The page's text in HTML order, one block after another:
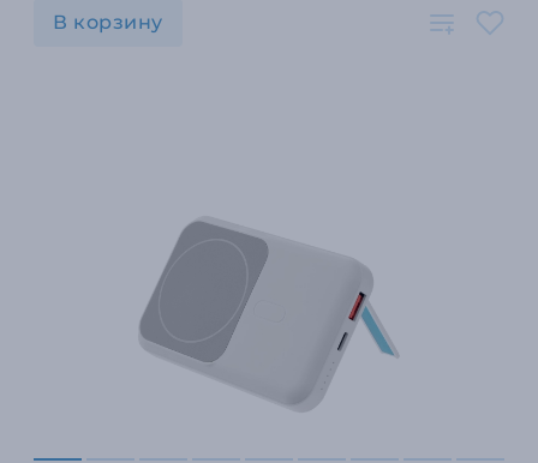
В корзину